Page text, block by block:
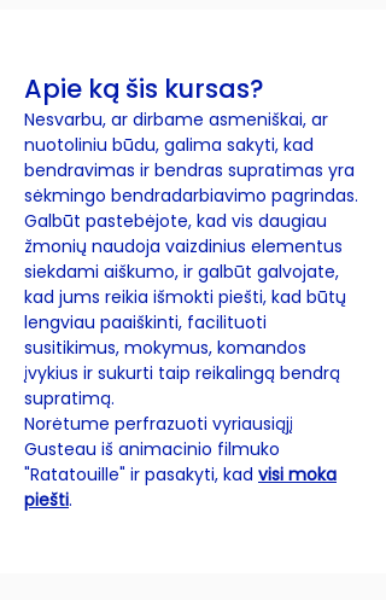
Apie ką šis kursas?
Nesvarbu, ar dirbame asmeniškai, ar
nuotoliniu būdu, galima sakyti, kad
bendravimas ir bendras supratimas yra
sėkmingo bendradarbiavimo pagrindas.
Galbūt pastebėjote, kad vis daugiau
žmonių naudoja vaizdinius elementus
siekdami aiškumo, ir galbūt galvojate,
kad jums reikia išmokti piešti, kad būtų
lengviau paaiškinti, facilituoti
susitikimus, mokymus, komandos
įvykius ir sukurti taip reikalingą bendrą
supratimą.
Norėtume perfrazuoti vyriausiąjį
Gusteau iš animacinio filmuko
"Ratatouille" ir pasakyti, kad visi moka
piešti.